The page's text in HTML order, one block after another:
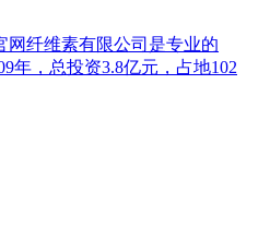
网纤维素有限公司是专业的
年，总投资3.8亿元，占地102